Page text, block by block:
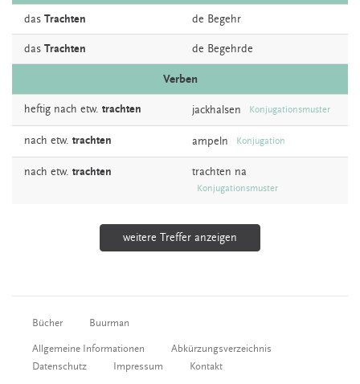
das Trachten de Begehr
das Trachten de Begehrde
Verben
heftig nach etw. trachten jackhalsen Konjugationsmuster
nach etw. trachten ampeln Konjugation
nach etw. trachten trachten na
Konjugationsmuster
weitere Treffer anzeigen
Bücher Buurman
Allgemeine Informationen
Abkürzungsverzeichnis
Datenschutz
Impressum Kontakt